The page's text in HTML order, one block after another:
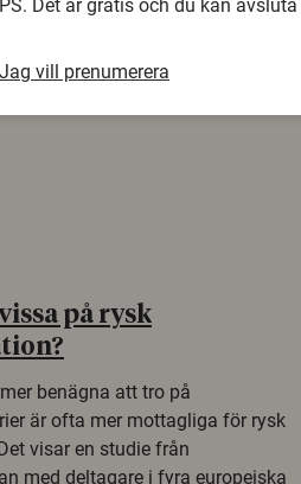
på rysk
benägna att tro på
är ofta mer mottagliga för rysk
visar en studie från
med deltagare i fyra europeiska
PS. Det är gratis och du kan
Jag vill prenumerera